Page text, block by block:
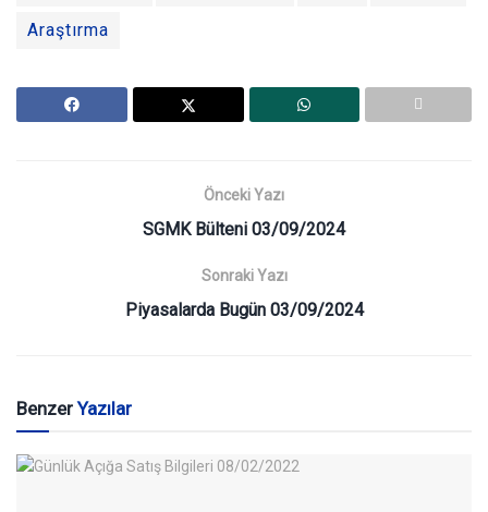
Araştırma
Önceki Yazı
SGMK Bülteni 03/09/2024
Sonraki Yazı
Piyasalarda Bugün 03/09/2024
BenzerYazılar